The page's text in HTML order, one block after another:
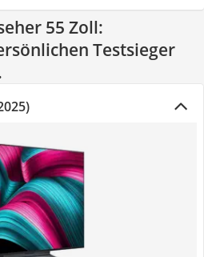
55 Zoll:
Testsieger